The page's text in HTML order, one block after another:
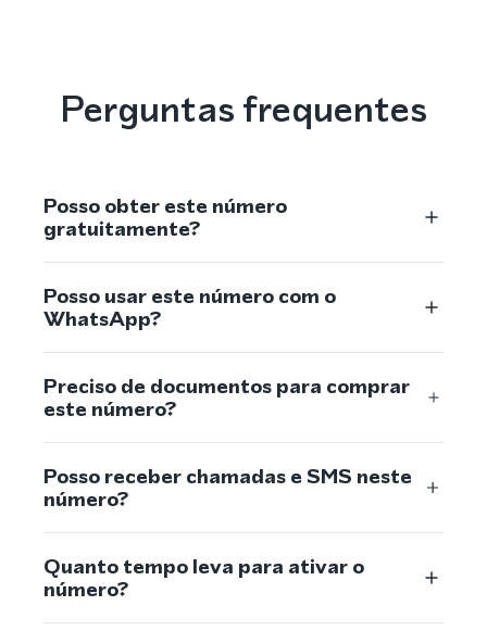
Perguntas frequentes
Posso obter este número
gratuitamente?
Posso usar este número com o
WhatsApp?
Preciso de documentos para comprar
este número?
Posso receber chamadas e SMS neste
número?
Quanto tempo leva para ativar o
número?